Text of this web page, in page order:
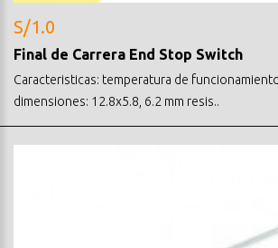
S/1.0
Final de Carrera End Stop Switch
Caracteristicas: temperatura de
dimensiones: 12.8x5.8, 6.2 mm resis..